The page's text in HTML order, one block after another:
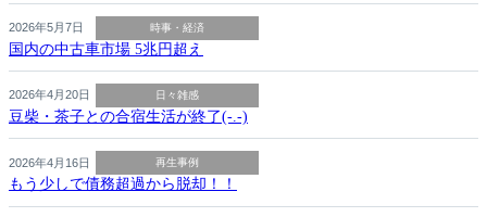
2026年5月7日 時事・経済
国内の中古車市場 5兆円超え
2026年4月20日 日々雑感
豆柴・茶子との合宿生活が終了(-.-)
2026年4月16日 再生事例
もう少しで債務超過から脱却！！